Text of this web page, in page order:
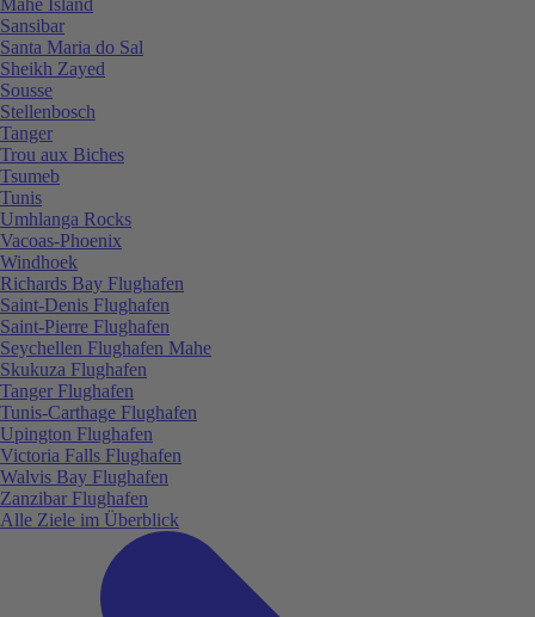
Sansibar
Santa Maria do Sal
Sheikh Zayed
Sousse
Stellenbosch
Tanger
Trou aux Biches
Tsumeb
Tunis
Umhlanga Rocks
Vacoas-Phoenix
Windhoek
Richards Bay Flughafen
Saint-Denis Flughafen
Saint-Pierre Flughafen
Seychellen Flughafen Mahe
Skukuza Flughafen
Tanger Flughafen
Tunis-Carthage Flughafen
Upington Flughafen
Victoria Falls Flughafen
Walvis Bay Flughafen
Zanzibar Flughafen
Alle Ziele im Überblick